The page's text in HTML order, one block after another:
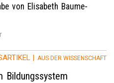
von Elisabeth Baume-
| AUS DER WISSENSCHAFT
Bildungssystem